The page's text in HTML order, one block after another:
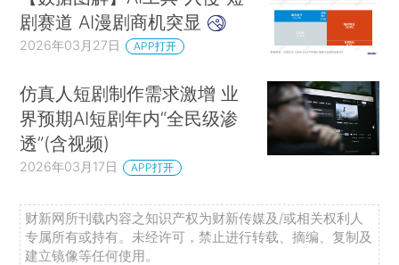
剧赛道 AI漫剧商机突显
2026年03月27日 APP打开
仿真人短剧制作需求激增 业
界预期AI短剧年内“全民级渗
透”(含视频)
2026年03月17日 APP打开
财新网所刊载内容之知识产权为财新传媒及/或相关权利人
专属所有或持有。未经许可，禁止进行转载、摘编、复制及
建立镜像等任何使用。